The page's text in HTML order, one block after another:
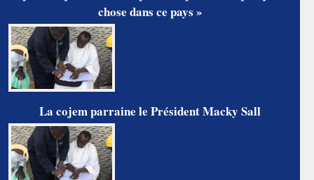
chose dans ce pays »
La cojem parraine le Président Macky Sall